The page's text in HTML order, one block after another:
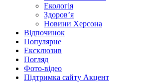
Екологія
Здоров’я
Новини Херсона
Відпочинок
Популярне
Ексклюзив
Погляд
Фото-відео
Підтримка сайту Акцент